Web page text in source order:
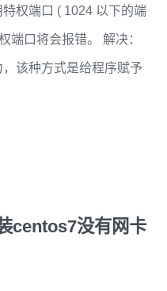
权端口 ( 1024 以下的端
端口将会报错。 解决：
该种方式是给程序赋予
centos7没有网卡